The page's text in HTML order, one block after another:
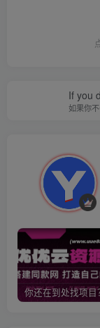
If you
如果你